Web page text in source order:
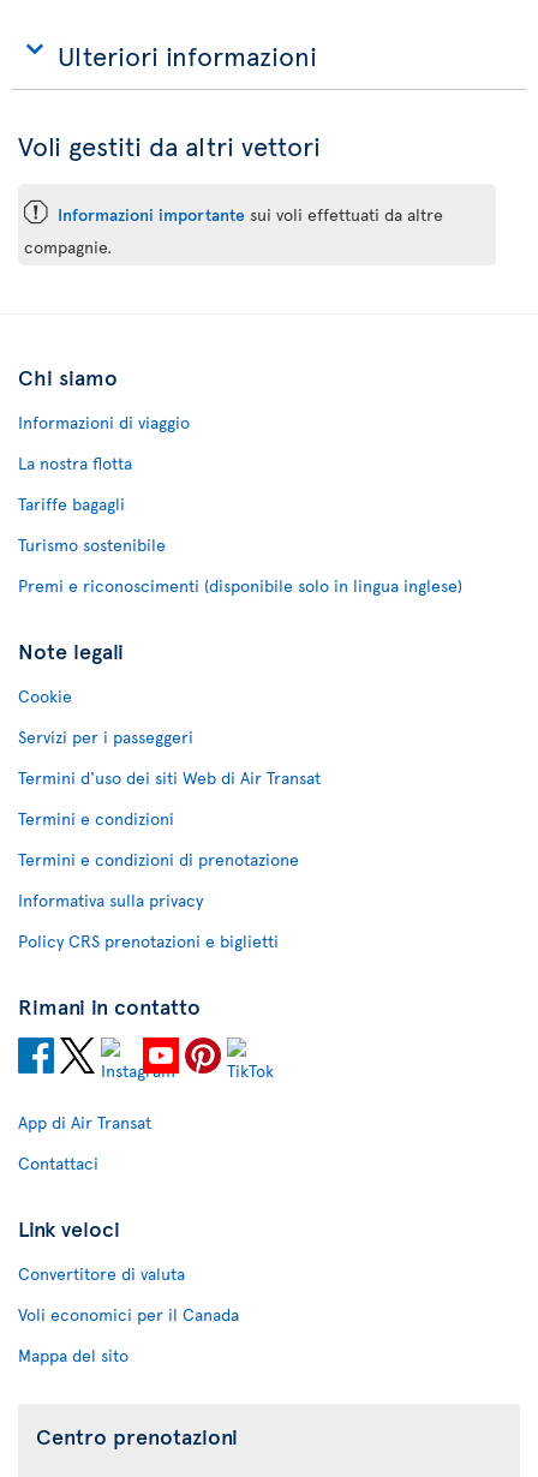
Ulteriori informazioni
Voli gestiti da altri vettori
ü Informazioni importante sui voli effettuati da altre
compagnie.
Chi siamo
Informazioni di viaggio
La nostra flotta
Tariffe bagagli
Turismo sostenibile
Premi e riconoscimenti (disponibile solo in lingua inglese)
Note legali
Cookie
Servizi per i passeggeri
Termini d'uso dei siti Web di Air Transat
Termini e condizioni
Termini e condizioni di prenotazione
Informativa sulla privacy
Policy CRS prenotazioni e biglietti
Rimani in contatto
App di Air Transat
Contattaci
Link veloci
Convertitore di valuta
Voli economici per il Canada
Mappa del sito
Centro prenotazioni